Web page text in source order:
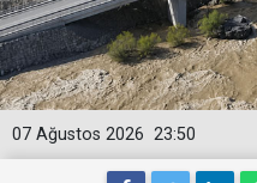
23:50
07 Ağustos 2026